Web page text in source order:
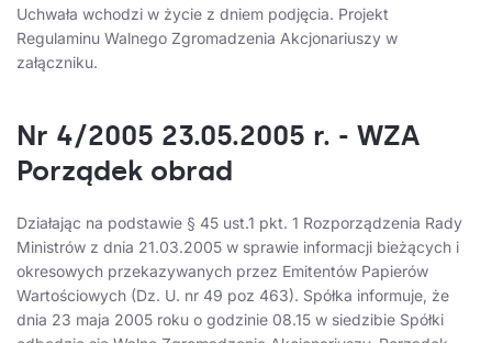
Uchwała wchodzi w życie z dniem podjęcia. Projekt
Regulaminu Walnego Zgromadzenia Akcjonariuszy w
załączniku.
Nr 4/2005 23.05.2005 r. - WZA
Porządek obrad
Działając na podstawie § 45 ust.1 pkt. 1 Rozporządzenia Rady
Ministrów z dnia 21.03.2005 w sprawie informacji bieżących i
okresowych przekazywanych przez Emitentów Papierów
Wartościowych (Dz. U. nr 49 poz 463). Spółka informuje, że
dnia 23 maja 2005 roku o godzinie 08.15 w siedzibie Spółki